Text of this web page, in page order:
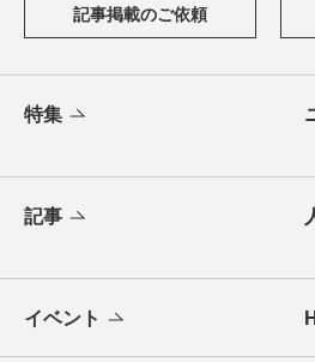
記事掲載のご依頼
特集
記事
イベント